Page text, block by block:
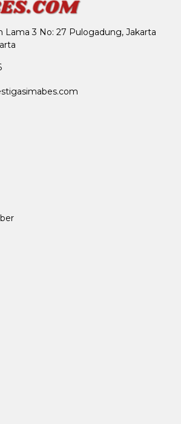
Lama 3 No: 27 Pulogadung, Jakarta